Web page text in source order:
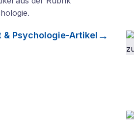
.
& Psychologie-Artikel